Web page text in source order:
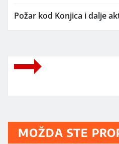
Požar kod Konjica i dalje
MOŽDA STE